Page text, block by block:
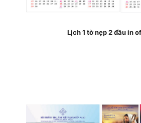
Lịch 1 tờ nẹp 2 đầu in